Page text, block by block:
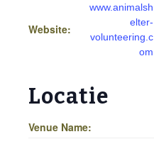
Website:
www.animalsh
elter-
volunteering.c
om
Locatie
Venue Name: